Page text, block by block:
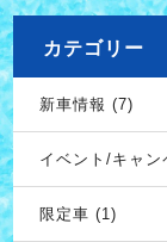
カテゴリー
新車情報 (7)
イベント/キャ
限定車 (1)